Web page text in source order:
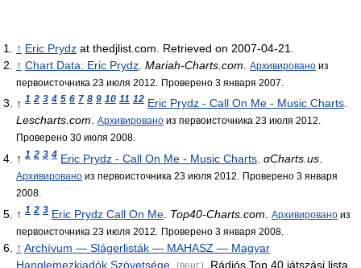
↑ Eric Prydz at thedjlist.com. Retrieved on 2007-04-21.
↑ Chart Data: Eric Prydz Mariah-Charts.com Архивировано из
первоисточника 23 июля 2012.
Проверено 3 января 2007.
↑ 1 2 3 4 5 6 7 8 9 10 11 12 Eric Prydz - Call On Me - Music Charts.
Lescharts.com. Архивировано из первоисточника 23 июля 2012.
Проверено 30 июля 2008.
↑ 1 2 3 4 Eric Prydz - Call On Me - Music Charts αCharts.us
Архивировано из первоисточника 23 июля 2012.
Проверено 3 января
2008.
↑ 1 2 3 Eric Prydz Call On Me Top40-Charts.com Архивировано из
первоисточника 23 июля 2012.
Проверено 3 января 2008.
↑ Archívum — Slágerlisták — MAHASZ — Magyar
Hanglemezkiadók Szövetsége (венг.) . Rádiós Top 40 játszási lista.